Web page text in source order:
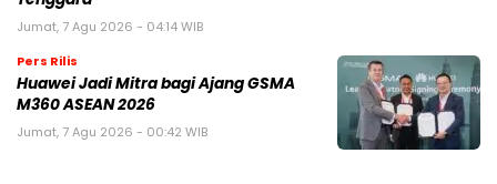
Jumat, 7 Agu 2026 - 04:14 WIB
Pers Rilis
Huawei Jadi Mitra bagi Ajang GSMA
M360 ASEAN 2026
Jumat, 7 Agu 2026 - 00:42 WIB